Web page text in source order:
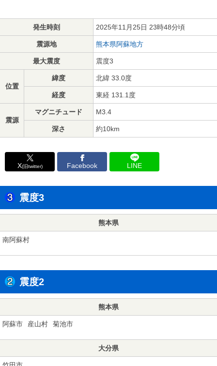
発生時刻 2025年11月25日 23時48分頃
震源地 熊本県阿蘇地方
最大震度 震度3
位置
緯度 北緯 33.0度
経度 東経 131.1度
震源
マグニチュード M3.4
深さ 約10km
X(旧twitter) Facebook LINE
震度3
熊本県
南阿蘇村
震度2
熊本県
阿蘇市 産山村 菊池市
大分県